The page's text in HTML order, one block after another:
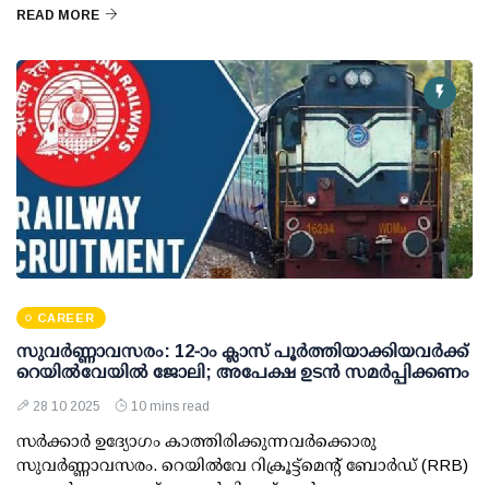
READ MORE
CAREER
സുവര്‍ണ്ണാവസരം: 12-ാം ക്ലാസ് പൂര്‍ത്തിയാക്കിയവര്‍ക്ക്
റെയില്‍വേയില്‍ ജോലി; അപേക്ഷ ഉടന്‍ സമര്‍പ്പിക്കണം
28 10 2025 10 mins read
സര്‍ക്കാര്‍ ഉദ്യോഗം കാത്തിരിക്കുന്നവര്‍ക്കൊരു
സുവര്‍ണ്ണാവസരം. റെയില്‍വേ റിക്രൂട്ട്മെന്റ് ബോര്‍ഡ് (RRB)